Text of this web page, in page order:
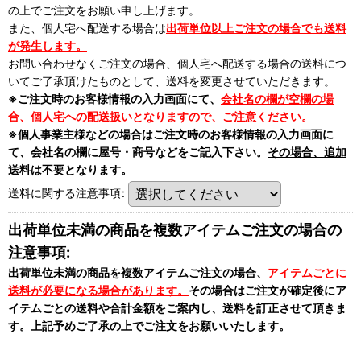
の上でご注文をお願い申し上げます。
また、個人宅へ配送する場合は出荷単位以上ご注文の場合でも送料
が発生します。
お問い合わせなくご注文の場合、個人宅へ配送する場合の送料につ
いてご了承頂けたものとして、送料を変更させていただきます。
※ご注文時のお客様情報の入力画面にて、 会社名の欄が空欄の場
合、個人宅への配送扱いとなりますので、ご注意ください。
※個人事業主様などの場合はご注文時のお客様情報の入力画面に
て、会社名の欄に屋号・商号などをご記入下さい。 その場合、追加
送料は不要となります。
送料に関する注意事項:
出荷単位未満の商品を複数アイテムご注文の場合の
注意事項:
出荷単位未満の商品を複数アイテムご注文の場合、 アイテムごとに
送料が必要になる場合があります。 その場合はご注文が確定後にア
イテムごとの送料や合計金額をご案内し、送料を訂正させて頂きま
す。上記予めご了承の上でご注文をお願いいたします。